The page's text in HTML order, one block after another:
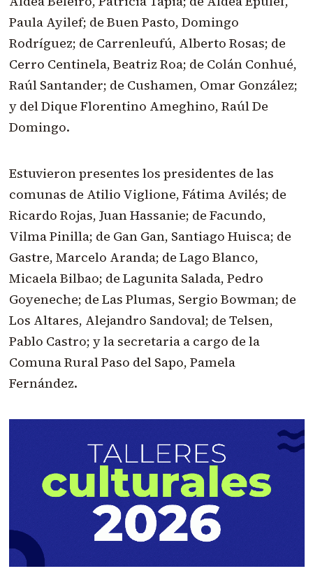
Paula Ayilef; de Buen Pasto, Domingo
Rodríguez; de Carrenleufú, Alberto Rosas; de
Cerro Centinela, Beatriz Roa; de Colán Conhué,
Raúl Santander; de Cushamen, Omar González;
y del Dique Florentino Ameghino, Raúl De
Domingo.
Estuvieron presentes los presidentes de las
comunas de Atilio Viglione, Fátima Avilés; de
Ricardo Rojas, Juan Hassanie; de Facundo,
Vilma Pinilla; de Gan Gan, Santiago Huisca; de
Gastre, Marcelo Aranda; de Lago Blanco,
Micaela Bilbao; de Lagunita Salada, Pedro
Goyeneche; de Las Plumas, Sergio Bowman; de
Los Altares, Alejandro Sandoval; de Telsen,
Pablo Castro; y la secretaria a cargo de la
Comuna Rural Paso del Sapo, Pamela
Fernández.